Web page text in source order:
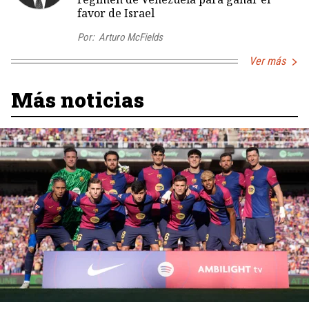
favor de Israel
Por: Arturo McFields
Ver más
Más noticias